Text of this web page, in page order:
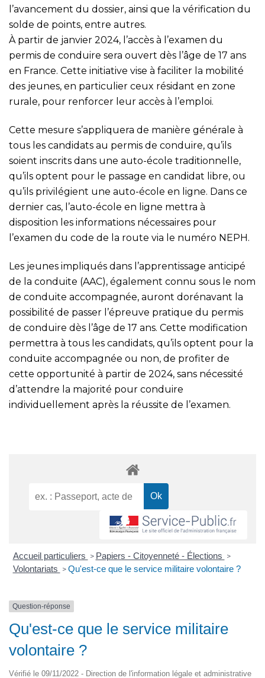
l’avancement du dossier, ainsi que la vérification du
solde de points, entre autres.
À partir de janvier 2024, l’accès à l’examen du
permis de conduire sera ouvert dès l’âge de 17 ans
en France. Cette initiative vise à faciliter la mobilité
des jeunes, en particulier ceux résidant en zone
rurale, pour renforcer leur accès à l’emploi.
Cette mesure s’appliquera de manière générale à
tous les candidats au permis de conduire, qu’ils
soient inscrits dans une auto-école traditionnelle,
qu’ils optent pour le passage en candidat libre, ou
qu’ils privilégient une auto-école en ligne. Dans ce
dernier cas, l’auto-école en ligne mettra à
disposition les informations nécessaires pour
l’examen du code de la route via le numéro NEPH.
Les jeunes impliqués dans l’apprentissage anticipé
de la conduite (AAC), également connu sous le nom
de conduite accompagnée, auront dorénavant la
possibilité de passer l’épreuve pratique du permis
de conduire dès l’âge de 17 ans. Cette modification
permettra à tous les candidats, qu’ils optent pour la
conduite accompagnée ou non, de profiter de
cette opportunité à partir de 2024, sans nécessité
d’attendre la majorité pour conduire
individuellement après la réussite de l’examen.
Accueil particuliers > Papiers - Citoyenneté - Élections >
Volontariats > Qu'est-ce que le service militaire volontaire ?
Question-réponse
Qu'est-ce que le service militaire
volontaire ?
Vérifié le 09/11/2022 - Direction de l'information légale et administrative